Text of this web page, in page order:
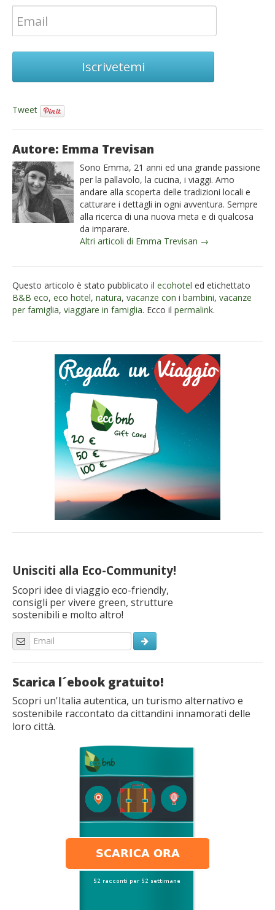
Iscrivetemi
Tweet
Autore: Emma Trevisan
Sono Emma, 21 anni ed una grande passione
per la pallavolo, la cucina, i viaggi. Amo
andare alla scoperta delle tradizioni locali e
catturare i dettagli in ogni avventura. Sempre
alla ricerca di una nuova meta e di qualcosa
da imparare.
Altri articoli di Emma Trevisan →
Questo articolo è stato pubblicato il ecohotel ed etichettato
B&B eco, eco hotel, natura, vacanze con i bambini, vacanze
per famiglia, viaggiare in famiglia. Ecco il permalink.
Unisciti alla Eco-Community!
Scopri idee di viaggio eco-friendly,
consigli per vivere green, strutture
sostenibili e molto altro!
Scarica l´ebook gratuito!
Scopri un'Italia autentica, un turismo alternativo e
sostenibile raccontato da cittandini innamorati delle
loro città.